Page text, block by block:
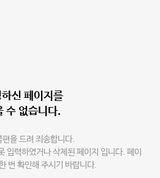
신 페이지를
수 없습니다.
편을 드려 죄송합니다.
입력하였거나 삭제된 페이지 입니다. 페이
번 확인해 주시기 바랍니다.